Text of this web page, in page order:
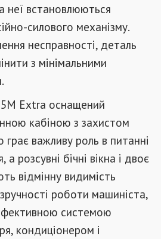
неї встановлюються
силового механізму.
несправності, деталь
з мінімальними
Extra оснащений
кабіною з захистом
важливу роль в питанні
а розсувні бічні вікна і двоє
відмінну видимість
роботи машиніста,
системою
кондиціонером і